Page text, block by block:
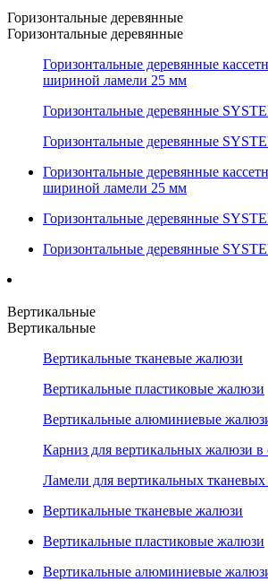
Горизонтальные деревянные
Горизонтальные деревянные
Горизонтальные деревянные
шириной ламели 25 мм
Горизонтальные деревянные
Горизонтальные деревянные
Горизонтальные деревянные
шириной ламели 25 мм
Горизонтальные деревянные
Горизонтальные деревянные
Вертикальные
Вертикальные
Вертикальные тканевые жалюзи
Вертикальные пластиковые жалюзи
Вертикальные алюминиевые
Карниз для вертикальных жалюзи в
Ламели для вертикальных
Вертикальные тканевые жалюзи
Вертикальные пластиковые жалюзи
Вертикальные алюминиевые